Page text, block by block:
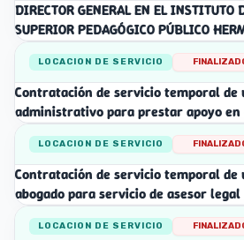
DIRECTOR GENERAL EN EL INSTITUTO
SUPERIOR PEDAGÓGICO PÚBLICO
LOCACION DE SERVICIO
Contratación de servicio temporal
administrativo para prestar apoyo
LOCACION DE SERVICIO
Contratación de servicio temporal de
abogado para servicio de asesor legal
LOCACION DE SERVICIO